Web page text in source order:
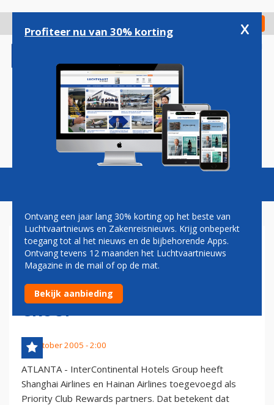
gaan
Check in
Magazine Podcasts Vacatures
CHINESE AIRLINES NIEUWE
PARTNERS
INTERCONTINENTAL HOTELS
GROUP
19 oktober 2005 - 2:00
ATLANTA - InterContinental Hotels Group heeft
Shanghai Airlines en Hainan Airlines toegevoegd als
Priority Club Rewards partners. Dat betekent dat
Profiteer nu van 30% korting x
Ontvang een jaar lang 30% korting op het beste van
Luchtvaartnieuws en Zakenreisnieuws. Krijg onbeperkt
toegang tot al het nieuws en de bijbehorende Apps.
Ontvang tevens 12 maanden het Luchtvaartnieuws
Magazine in de mail of op de mat.
Bekijk aanbieding